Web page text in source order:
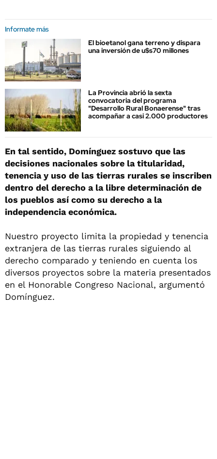
Informate más
El bioetanol gana terreno y dispara
una inversión de u$s70 millones
La Provincia abrió la sexta
convocatoria del programa
"Desarrollo Rural Bonaerense" tras
acompañar a casi 2.000 productores
En tal sentido, Domínguez sostuvo que las
decisiones nacionales sobre la titularidad,
tenencia y uso de las tierras rurales se inscriben
dentro del derecho a la libre determinación de
los pueblos así como su derecho a la
independencia económica.
Nuestro proyecto limita la propiedad y tenencia
extranjera de las tierras rurales siguiendo al
derecho comparado y teniendo en cuenta los
diversos proyectos sobre la materia presentados
en el Honorable Congreso Nacional, argumentó
Domínguez.